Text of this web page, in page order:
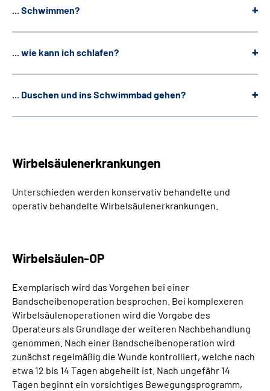
... Schwimmen?
... wie kann ich schlafen?
... Duschen und ins Schwimmbad gehen?
Wirbelsäulenerkrankungen
Unterschieden werden konservativ behandelte und
operativ behandelte Wirbelsäulenerkrankungen.
Wirbelsäulen-OP
Exemplarisch wird das Vorgehen bei einer
Bandscheibenoperation besprochen. Bei komplexeren
Wirbelsäulenoperationen wird die Vorgabe des
Operateurs als Grundlage der weiteren Nachbehandlung
genommen. Nach einer Bandscheibenoperation wird
zunächst regelmäßig die Wunde kontrolliert, welche nach
etwa 12 bis 14 Tagen abgeheilt ist. Nach ungefähr 14
Tagen beginnt ein vorsichtiges Bewegungsprogramm,